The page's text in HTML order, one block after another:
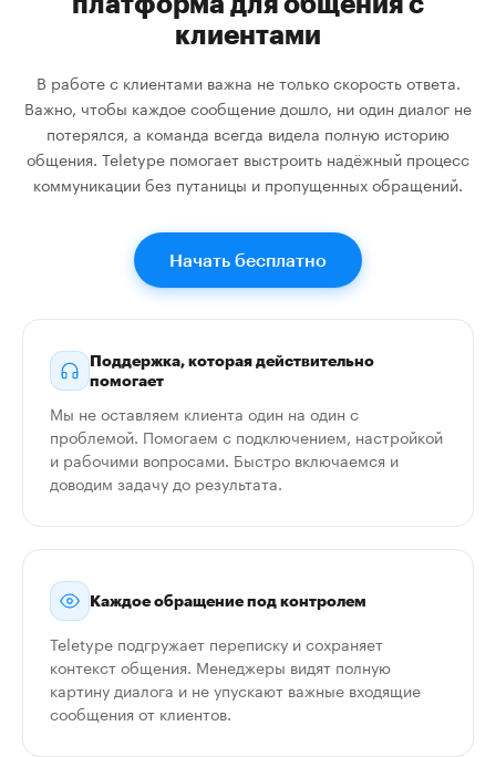
клиентами
В работе с клиентами важна не только скорость ответа.
Важно, чтобы каждое сообщение дошло, ни один диалог не
потерялся, а команда всегда видела полную историю
общения. Teletype помогает выстроить надёжный процесс
коммуникации без путаницы и пропущенных обращений.
Начать бесплатно
Поддержка, которая действительно
помогает
Мы не оставляем клиента один на один с
проблемой. Помогаем с подключением, настройкой
и рабочими вопросами. Быстро включаемся и
доводим задачу до результата.
Каждое обращение под контролем
Teletype подгружает переписку и сохраняет
контекст общения. Менеджеры видят полную
картину диалога и не упускают важные входящие
сообщения от клиентов.